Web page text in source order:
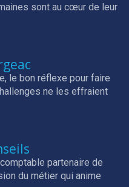
sont au cœur de leur
le bon réflexe pour faire
ne les effraient
partenaire de
du métier qui anime